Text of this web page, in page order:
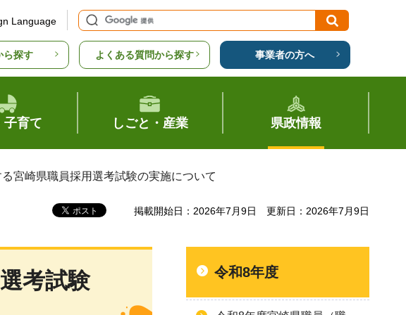
Language
ら探す よくある質問から探す 事業者の方へ
子育て しごと・産業 県政情報
宮崎県職員採用選考試験の実施について
掲載開始日：2026年7月9日 更新日：2026年7月9日
考試験
令和8年度